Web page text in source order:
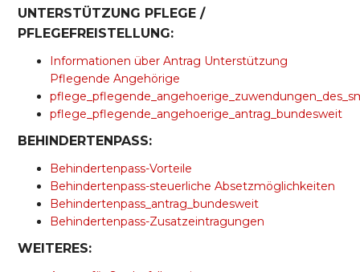
UNTERSTÜTZUNG PFLEGE /
PFLEGEFREISTELLUNG:
Informationen über Antrag Unterstützung
Pflegende Angehörige
pflege_pflegende_angehoerige_antrag_bundesweit
BEHINDERTENPASS:
Behindertenpass-Vorteile
Behindertenpass-steuerliche Absetzmöglichkeiten
Behindertenpass_antrag_bundesweit
Behindertenpass-Zusatzeintragungen
WEITERES: